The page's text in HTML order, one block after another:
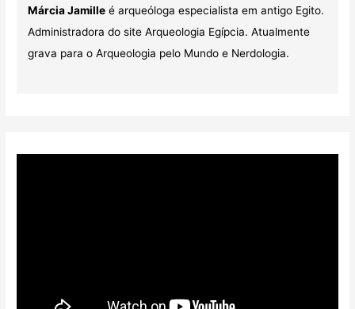
Márcia Jamilleé arqueóloga especialista em antigo Egito.
Administradora do site Arqueologia Egípcia. Atualmente
grava para o Arqueologia pelo Mundo e Nerdologia.